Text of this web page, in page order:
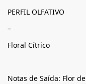
PERFIL OLFATIVO
–
Floral Cítrico
Notas de Saída: Flor